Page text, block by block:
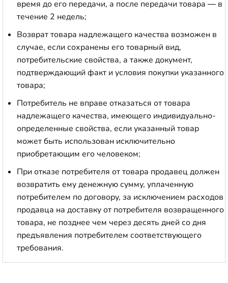
время до его передачи, а после передачи товара — в
течение 2 недель;
Возврат товара надлежащего качества возможен в
случае, если сохранены его товарный вид,
потребительские свойства, а также документ,
подтверждающий факт и условия покупки указанного
товара;
Потребитель не вправе отказаться от товара
надлежащего качества, имеющего индивидуально-
определенные свойства, если указанный товар
может быть использован исключительно
приобретающим его человеком;
При отказе потребителя от товара продавец должен
возвратить ему денежную сумму, уплаченную
потребителем по договору, за исключением расходов
продавца на доставку от потребителя возвращенного
товара, не позднее чем через десять дней со дня
предъявления потребителем соответствующего
требования.